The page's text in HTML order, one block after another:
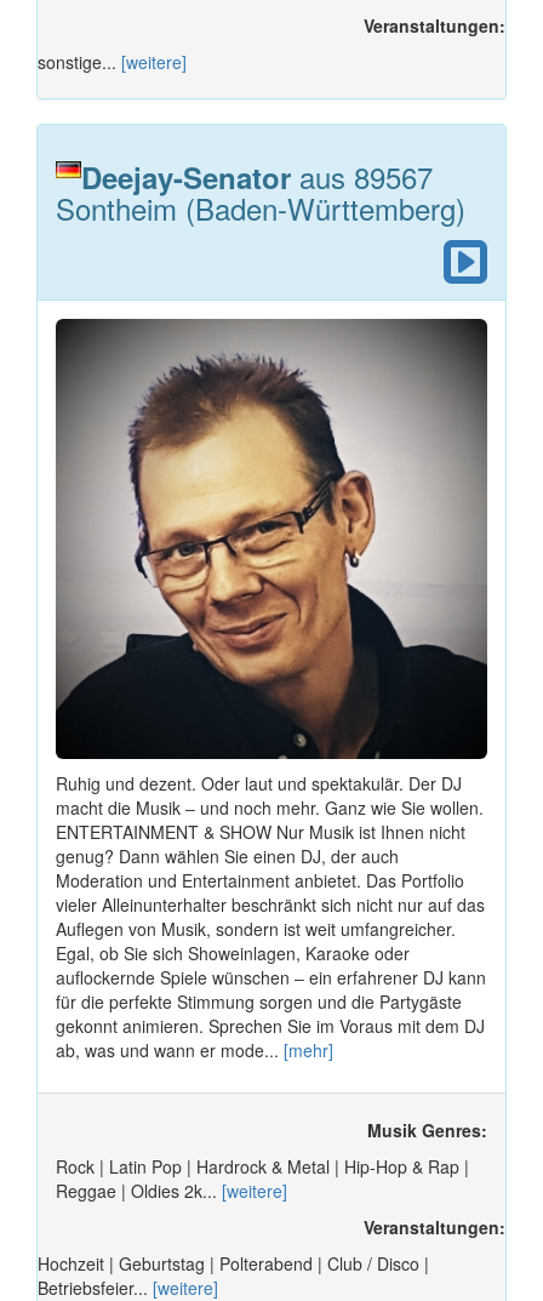
Veranstaltungen:
sonstige... [weitere]
Deejay-Senator aus 89567
Sontheim (Baden-Württemberg)
Ruhig und dezent. Oder laut und spektakulär. Der DJ
macht die Musik ‒ und noch mehr. Ganz wie Sie wollen.
ENTERTAINMENT & SHOW Nur Musik ist Ihnen nicht
genug? Dann wählen Sie einen DJ, der auch
Moderation und Entertainment anbietet. Das Portfolio
vieler Alleinunterhalter beschränkt sich nicht nur auf das
Auflegen von Musik, sondern ist weit umfangreicher.
Egal, ob Sie sich Showeinlagen, Karaoke oder
auflockernde Spiele wünschen ‒ ein erfahrener DJ kann
für die perfekte Stimmung sorgen und die Partygäste
gekonnt animieren. Sprechen Sie im Voraus mit dem DJ
ab, was und wann er mode... [mehr]
Musik Genres:
Rock | Latin Pop | Hardrock & Metal | Hip-Hop & Rap |
Reggae | Oldies 2k... [weitere]
Veranstaltungen:
Hochzeit | Geburtstag | Polterabend | Club / Disco |
Betriebsfeier... [weitere]